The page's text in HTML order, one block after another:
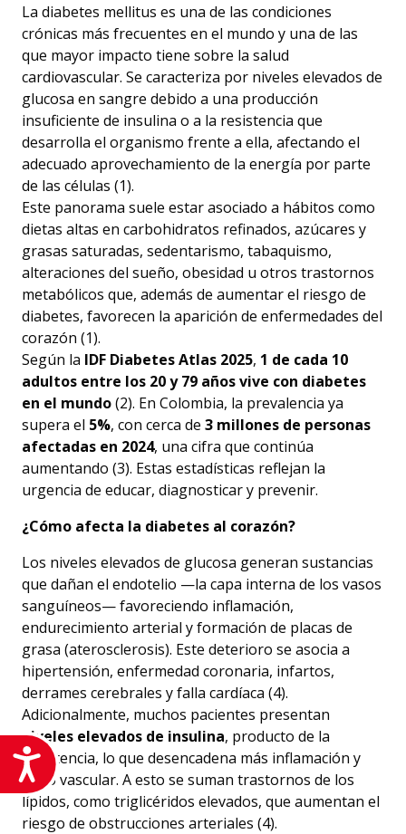
Accesibilidad
La diabetes mellitus es una de las condiciones
crónicas más frecuentes en el mundo y una de las
que mayor impacto tiene sobre la salud
cardiovascular. Se caracteriza por niveles elevados de
glucosa en sangre debido a una producción
insuficiente de insulina o a la resistencia que
desarrolla el organismo frente a ella, afectando el
adecuado aprovechamiento de la energía por parte
de las células (1).
Este panorama suele estar asociado a hábitos como
dietas altas en carbohidratos refinados, azúcares y
grasas saturadas, sedentarismo, tabaquismo,
alteraciones del sueño, obesidad u otros trastornos
metabólicos que, además de aumentar el riesgo de
diabetes, favorecen la aparición de enfermedades del
corazón (1).
Según la IDF Diabetes Atlas 2025, 1 de cada 10
adultos entre los 20 y 79 años vive con diabetes
en el mundo(2). En Colombia, la prevalencia ya
supera el 5%, con cerca de 3 millones de personas
afectadas en 2024, una cifra que continúa
aumentando (3). Estas estadísticas reflejan la
urgencia de educar, diagnosticar y prevenir.
¿Cómo afecta la diabetes al corazón?
Los niveles elevados de glucosa generan sustancias
que dañan el endotelio —la capa interna de los vasos
sanguíneos— favoreciendo inflamación,
endurecimiento arterial y formación de placas de
grasa (aterosclerosis). Este deterioro se asocia a
hipertensión, enfermedad coronaria, infartos,
derrames cerebrales y falla cardíaca (4).
Adicionalmente, muchos pacientes presentan
niveles elevados de insulina, producto de la
resistencia, lo que desencadena más inflamación y
daño vascular. A esto se suman trastornos de los
lípidos, como triglicéridos elevados, que aumentan el
riesgo de obstrucciones arteriales (4).